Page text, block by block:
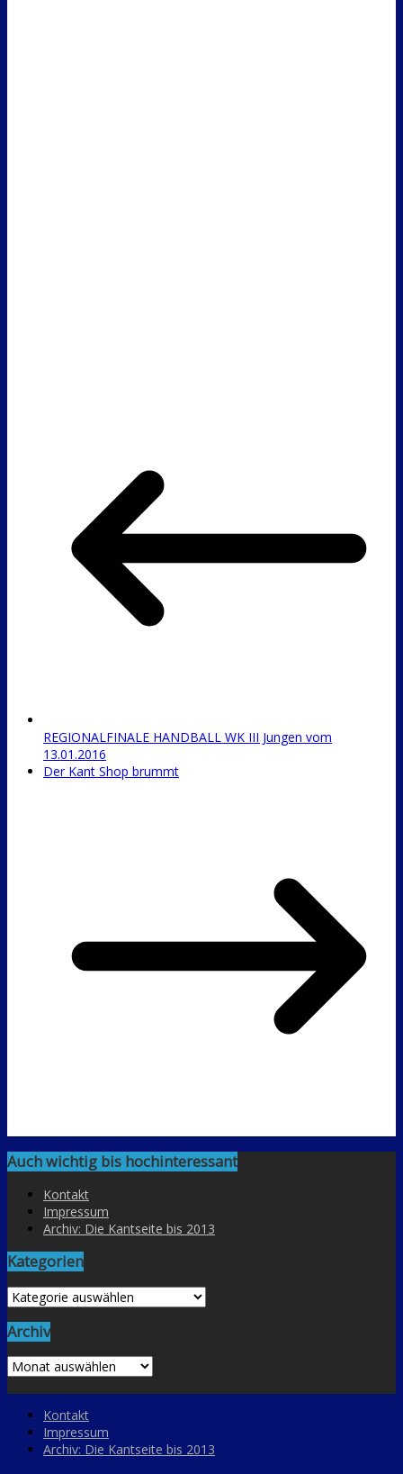
REGIONALFINALE HANDBALL WK III Jungen vom
13.01.2016
Der Kant Shop brummt
Auch wichtig bis hochinteressant
Kontakt
Impressum
Archiv: Die Kantseite bis 2013
Kategorien
Kategorien
Archiv
Archiv
Kontakt
Impressum
Archiv: Die Kantseite bis 2013